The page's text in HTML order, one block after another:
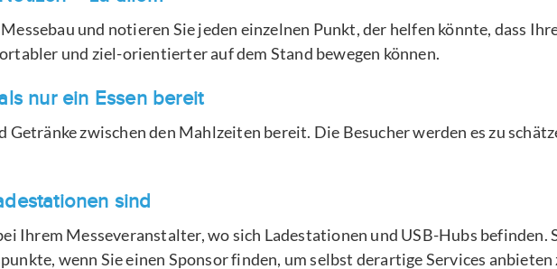
und notieren Sie jeden einzelnen Punkt, der helfen könnte, dass
und ziel-orientierter auf dem Stand bewegen können.
nur ein Essen bereit
Getränke zwischen den Mahlzeiten bereit. Die Besucher werden es zu
sind
Ihrem Messeveranstalter, wo sich Ladestationen und USB-Hubs befinden.
wenn Sie einen Sponsor finden, um selbst derartige Services anbieten